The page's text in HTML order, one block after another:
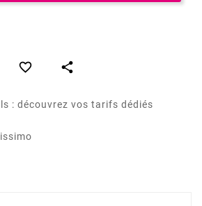
 
: découvrez vos tarifs dédiés